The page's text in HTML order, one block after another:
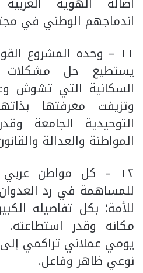
اندماجهم الوطني في
١١ – وحده المشروع
يستطيع حل مشكلات
السكانية التي تشوش
وتزيفت معرفتها
التوحيدية الجامعة
المواطنة والعدالة
١٢ – كل مواطن
للمساهمة في رد
للأمة؛ بكل تفاصيله
مكانه وقدر
يومي عملاني تراكمي
نوعي ظاهر وفاعل.